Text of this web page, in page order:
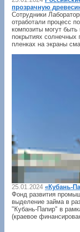
прозрачную
Сотрудники
отработали процесс
композиты могут
покрытиях солнечных
пленках на экраны
25.01.2024 «Кубань-
Фонд развития
выделение займа в
"Кубань-Папир" в
(краевое